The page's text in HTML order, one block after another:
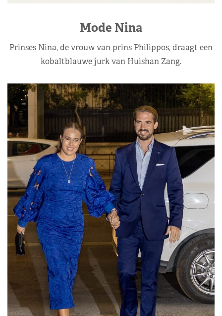
Mode Nina
Prinses Nina, de vrouw van prins Philippos, draagt een
kobaltblauwe jurk van Huishan Zang.